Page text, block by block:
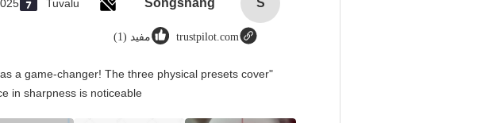
S
Songshang
Tuvalu
trustpilot.com مفيد (1)
a game-changer! The three physical presets cover
in sharpness is noticeable.